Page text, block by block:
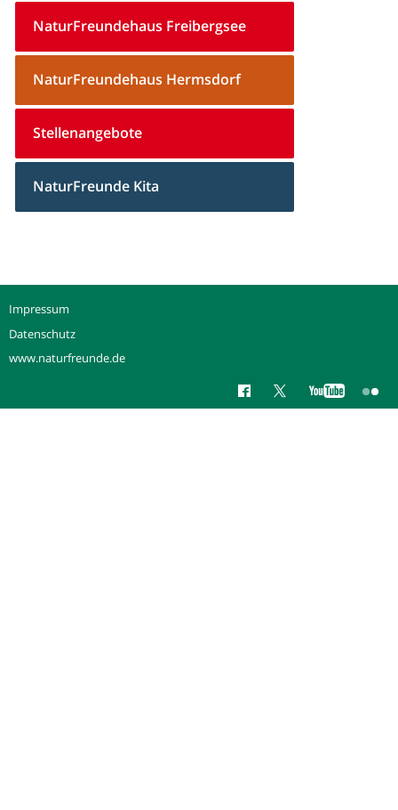
NaturFreundehaus Freibergsee
NaturFreundehaus Hermsdorf
Stellenangebote
NaturFreunde Kita
Impressum
Datenschutz
www.naturfreunde.de